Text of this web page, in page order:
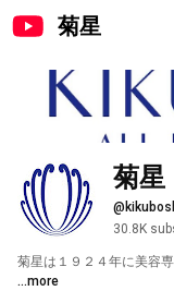
菊星
菊星
30.8K
菊星は１９２４年に美容
...more